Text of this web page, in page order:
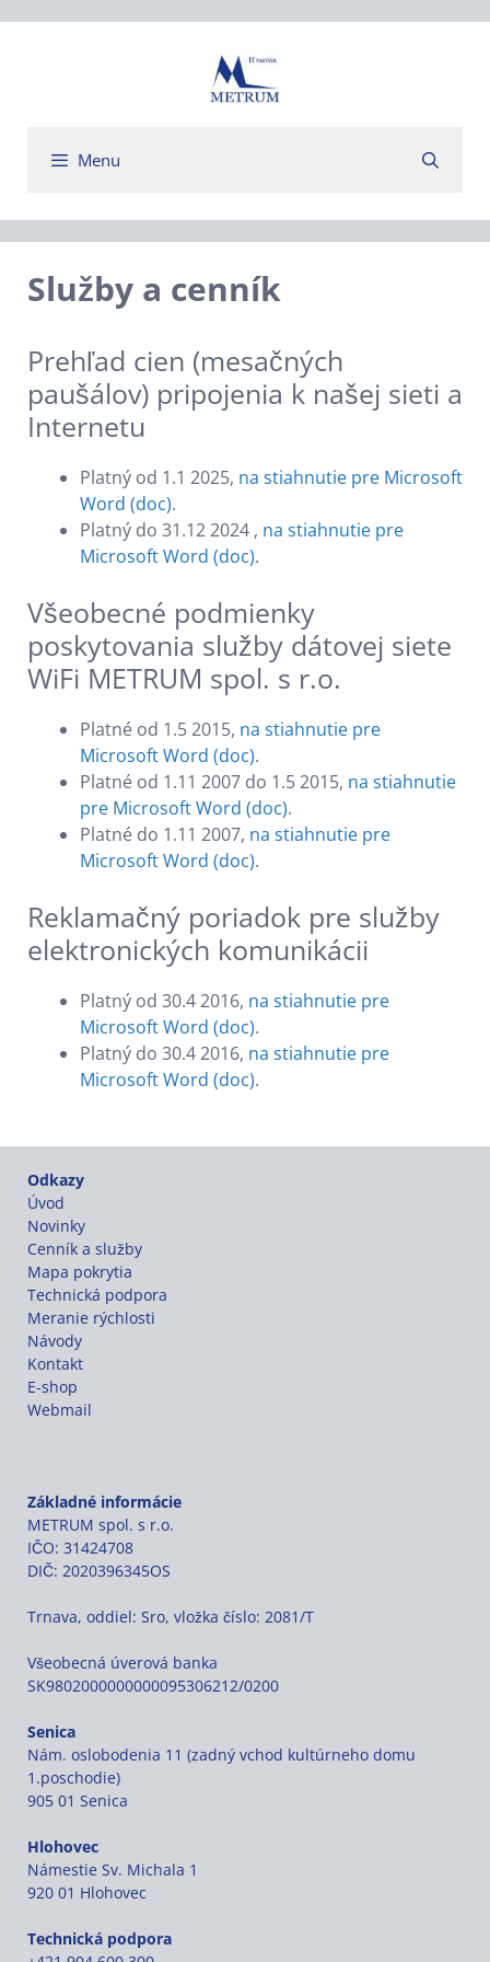
Menu
Služby a cenník
Prehľad cien (mesačných
paušálov) pripojenia k našej sieti a
Internetu
Platný od 1.1 2025, na stiahnutie pre Microsoft
Word (doc).
Platný do 31.12 2024 , na stiahnutie pre
Microsoft Word (doc).
Všeobecné podmienky
poskytovania služby dátovej siete
WiFi METRUM spol. s r.o.
Platné od 1.5 2015, na stiahnutie pre
Microsoft Word (doc).
Platné od 1.11 2007 do 1.5 2015, na stiahnutie
pre Microsoft Word (doc).
Platné do 1.11 2007, na stiahnutie pre
Microsoft Word (doc).
Reklamačný poriadok pre služby
elektronických komunikácii
Platný od 30.4 2016, na stiahnutie pre
Microsoft Word (doc).
Platný do 30.4 2016, na stiahnutie pre
Microsoft Word (doc).
Odkazy
Úvod
Novinky
Cenník a služby
Mapa pokrytia
Technická podpora
Meranie rýchlosti
Návody
Kontakt
E-shop
Webmail
Základné informácie
METRUM spol. s r.o.
IČO: 31424708
DIČ: 2020396345OS
Trnava, oddiel: Sro, vložka číslo: 2081/T
Všeobecná úverová banka
SK9802000000000095306212/0200
Senica
Nám. oslobodenia 11 (zadný vchod kultúrneho domu
1.poschodie)
905 01 Senica
Hlohovec
Námestie Sv. Michala 1
920 01 Hlohovec
Technická podpora